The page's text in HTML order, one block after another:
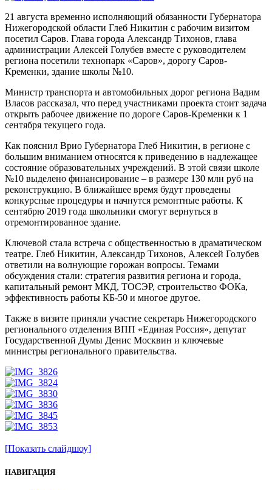
21 августа временно исполняющий обязанности Губернатора
Нижегородской области Глеб Никитин с рабочим визитом
посетил Саров. Глава города Александр Тихонов, глава
администрации Алексей Голубев вместе с руководителем
региона посетили технопарк «Саров», дорогу Саров-
Кременки, здание школы №10.
Министр транспорта и автомобильных дорог региона Вадим
Власов рассказал, что перед участниками проекта стоит задача
открыть рабочее движение по дороге Саров-Кременки к 1
сентября текущего года.
Как пояснил Врио Губернатора Глеб Никитин, в регионе с
большим вниманием относятся к приведению в надлежащее
состояние образовательных учреждений. В этой связи школе
№10 выделено финансирование – в размере 130 млн руб на
реконструкцию. В ближайшее время будут проведены
конкурсные процедуры и начнутся ремонтные работы. К
сентябрю 2019 года школьники смогут вернуться в
отремонтированное здание.
Ключевой стала встреча с общественностью в драматическом
театре. Глеб Никитин, Александр Тихонов, Алексей Голубев
ответили на волнующие горожан вопросы. Темами
обсуждения стали: стратегия развития региона и города,
капитальный ремонт МКД, ТОСЭР, строительство ФОКа,
эффективность работы КБ-50 и многое другое.
Также в визите приняли участие секретарь Нижегородского
регионального отделения ВПП «Единая Россия», депутат
Государственной Думы Денис Москвин и ключевые
министры регионального правительства.
[Показать слайдшоу]
НАВИГАЦИЯ